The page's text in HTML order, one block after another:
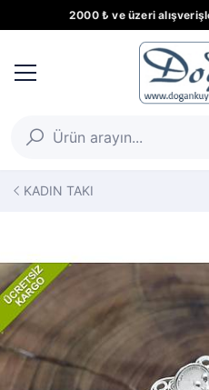
2000 ₺ ve üzeri
KADIN TAKI